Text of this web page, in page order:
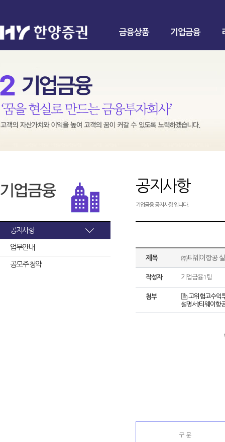
금융상품 기업금융
공지사항
업무안내
공모주 청약
공지사항
기업금융 공지사항 입니다.
제목 ㈜티웨이항공
작성자 기업금융1팀
첨부
고위험고수익
설명서(티웨이항
구 분